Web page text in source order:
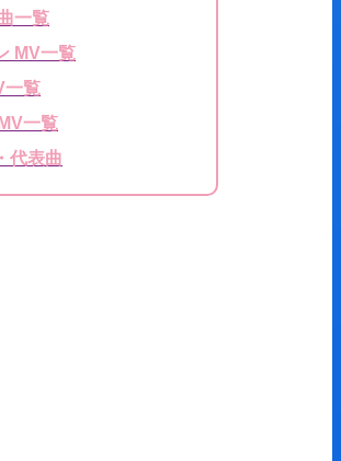
一覧
MV一覧
一覧
一覧
代表曲